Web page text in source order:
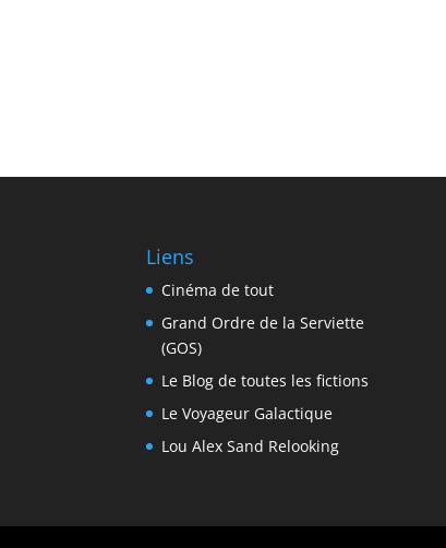
Liens
Cinéma de tout
Grand Ordre de la Serviette
(GOS)
Le Blog de toutes les fictions
Le Voyageur Galactique
Lou Alex Sand Relooking